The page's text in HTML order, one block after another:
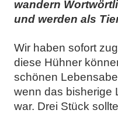
wandern
und werden als
Wir haben sofort
diese Hühner
schönen
wenn das bisherige
war. Drei Stück